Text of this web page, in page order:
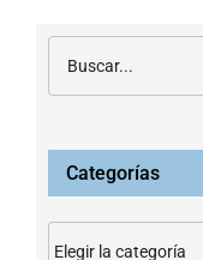
Categorías